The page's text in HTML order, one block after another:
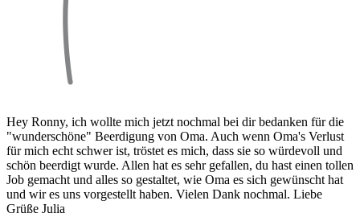
Hey Ronny, ich wollte mich jetzt nochmal bei dir bedanken für die
"wunderschöne" Beerdigung von Oma. Auch wenn Oma's Verlust
für mich echt schwer ist, tröstet es mich, dass sie so würdevoll und
schön beerdigt wurde. Allen hat es sehr gefallen, du hast einen tollen
Job gemacht und alles so gestaltet, wie Oma es sich gewünscht hat
und wir es uns vorgestellt haben. Vielen Dank nochmal. Liebe
Grüße Julia